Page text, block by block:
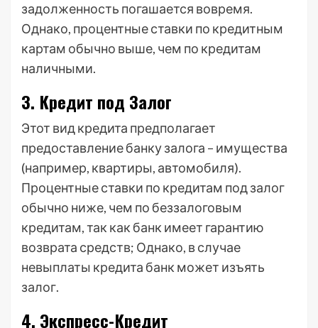
задолженность погашается вовремя.
Однако, процентные ставки по кредитным
картам обычно выше, чем по кредитам
наличными.
3. Кредит под Залог
Этот вид кредита предполагает
предоставление банку залога – имущества
(например, квартиры, автомобиля).
Процентные ставки по кредитам под залог
обычно ниже, чем по беззалоговым
кредитам, так как банк имеет гарантию
возврата средств; Однако, в случае
невыплаты кредита банк может изъять
залог.
4. Экспресс-Кредит